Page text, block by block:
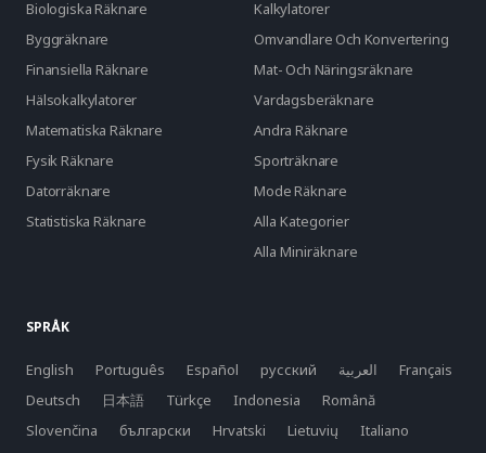
Biologiska Räknare
Kalkylatorer
Byggräknare
Omvandlare Och Konvertering
Finansiella Räknare
Mat- Och Näringsräknare
Hälsokalkylatorer
Vardagsberäknare
Matematiska Räknare
Andra Räknare
Fysik Räknare
Sporträknare
Datorräknare
Mode Räknare
Statistiska Räknare
Alla Kategorier
Alla Miniräknare
SPRÅK
English Português Español русский العربية
Français
Deutsch
日本語 Türkçe Indonesia
Română
Slovenčina
български Hrvatski Lietuvių
Italiano